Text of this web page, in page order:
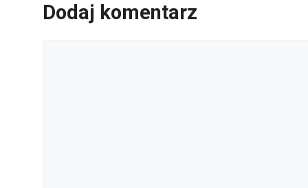
Dodaj komentarz